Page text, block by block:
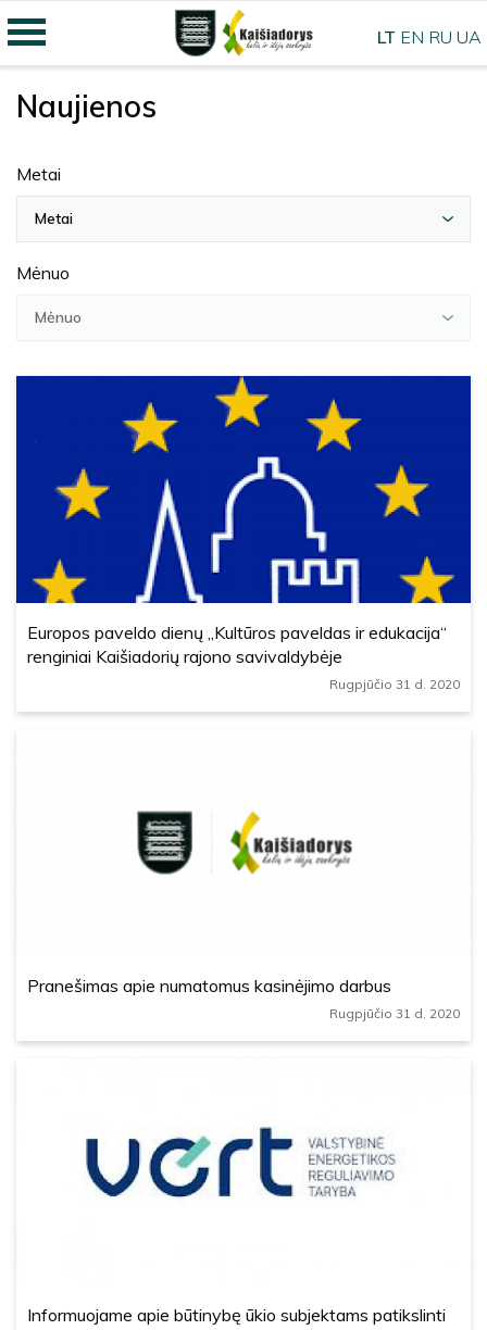
Naujienos
Metai
Metai
Mėnuo
Mėnuo
Europos paveldo dienų „Kultūros paveldas ir edukacija“
renginiai Kaišiadorių rajono savivaldybėje
Rugpjūčio 31 d. 2020
Pranešimas apie numatomus kasinėjimo darbus
Rugpjūčio 31 d. 2020
Informuojame apie būtinybę ūkio subjektams patikslinti
LT EN RU UA